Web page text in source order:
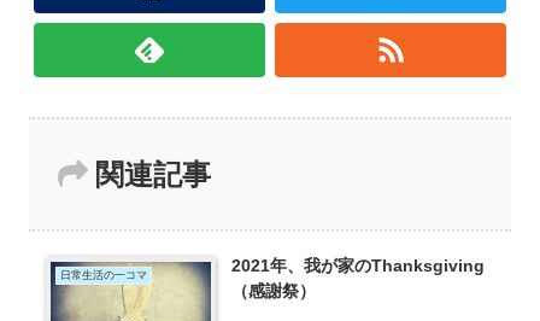
関連記事
日常生活の一コマ
2021年、我が家のThanksgiving
（感謝祭）